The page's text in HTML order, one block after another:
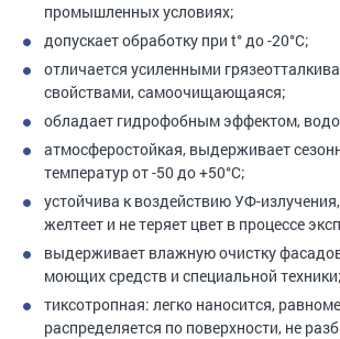
промышленных условиях;
допускает обработку при t° до -20°С;
отличается усиленными
свойствами, самоочищающаяся;
обладает гидрофобным эффектом,
атмосферостойкая, выдерживает
температур от -50 до +50°С;
устойчива к воздействию УФ-
желтеет и не теряет цвет в процессе
выдерживает влажную очистку
моющих средств и специальной техники;
тиксотропная: легко наносится,
распределяется по поверхности, не